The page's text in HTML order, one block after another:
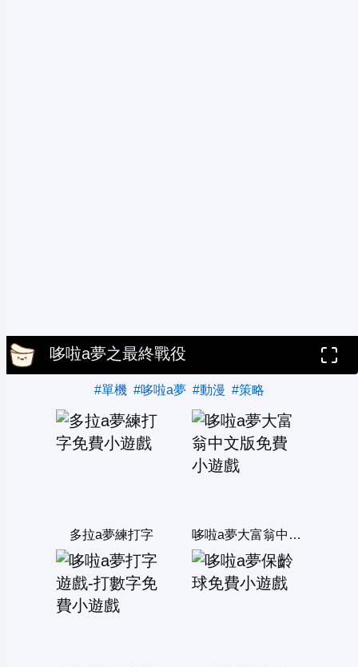
哆啦a夢之最終戰役
#單機 #哆啦a夢 #動漫 #策略
多拉a夢練打字 哆啦a夢大富翁中文版